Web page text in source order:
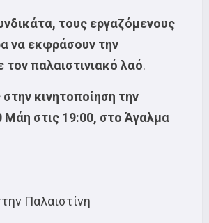
τους εργαζόμενους
να εκφράσουν την
τον παλαιστινιακό λαό.
κινητοποίηση την
Μάη στις 19:00, στο Άγαλμα
Παλαιστίνη